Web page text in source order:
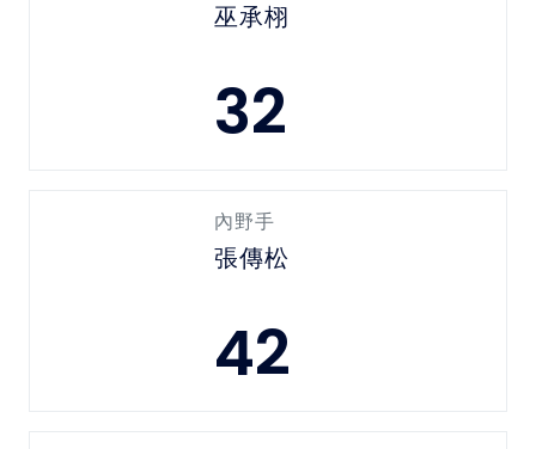
巫承栩
32
內野手
張傳松
42